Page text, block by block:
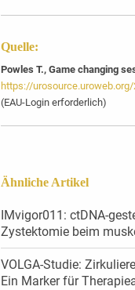
Quelle:
Powles T., Game changing
https://
(EAU-Login erforderlich)
Ähnliche Artikel
IMvigor011: ctDNA-
Zystektomie beim
VOLGA-Studie:
Ein Marker für